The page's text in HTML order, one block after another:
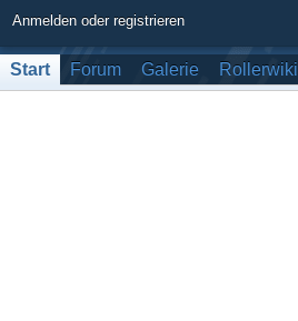
Anmelden oder registrieren
Start Forum Galerie Rollerwiki